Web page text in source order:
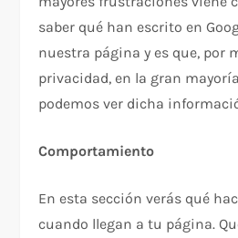
saber qué han escrito en
nuestra página y es que, por
privacidad, en la gran
podemos ver dicha
Comportamiento
En esta sección verás qué
cuando llegan a tu página.